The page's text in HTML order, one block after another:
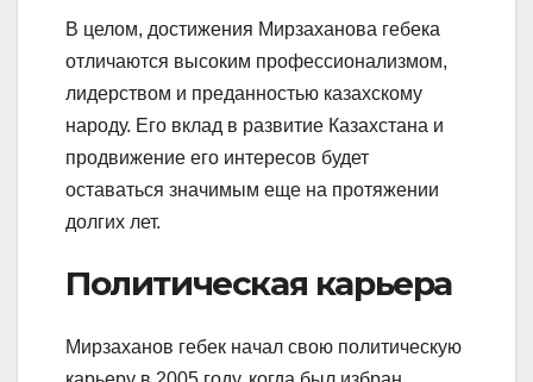
В целом, достижения Мирзаханова гебека
отличаются высоким профессионализмом,
лидерством и преданностью казахскому
народу. Его вклад в развитие Казахстана и
продвижение его интересов будет
оставаться значимым еще на протяжении
долгих лет.
Политическая карьера
Мирзаханов гебек начал свою политическую